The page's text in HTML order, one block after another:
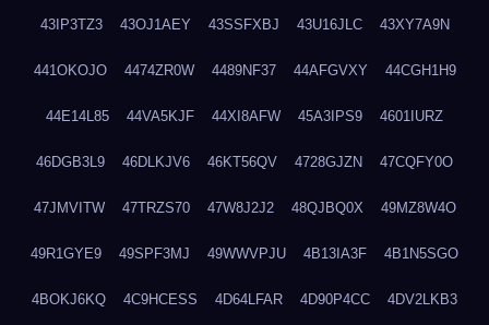
43IP3TZ3 43OJ1AEY 43SSFXBJ 43U16JLC 43XY7A9N
441OKOJO 4474ZR0W 4489NF37 44AFGVXY 44CGH1H9
44E14L85 44VA5KJF 44XI8AFW 45A3IPS9 4601IURZ
46DGB3L9 46DLKJV6 46KT56QV 4728GJZN 47CQFY0O
47JMVITW 47TRZS70 47W8J2J2 48QJBQ0X 49MZ8W4O
49R1GYE9 49SPF3MJ 49WWVPJU 4B13IA3F 4B1N5SGO
4BOKJ6KQ 4C9HCESS 4D64LFAR 4D90P4CC 4DV2LKB3